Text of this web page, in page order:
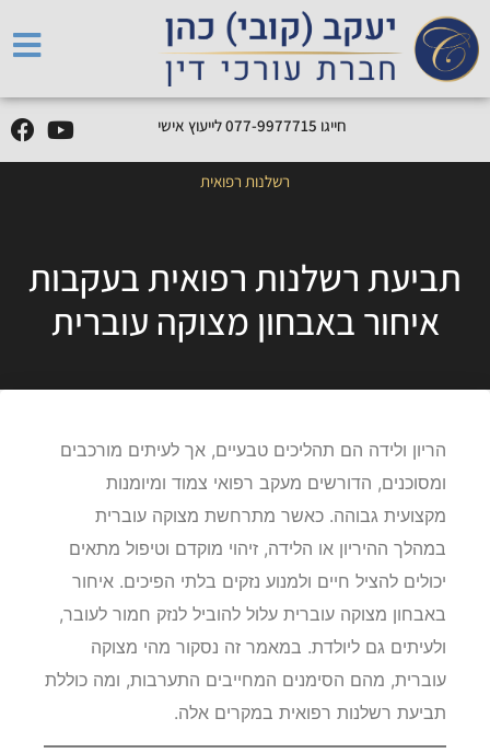
חייגו 077-9977715 לייעוץ אישי
רשלנות רפואית
תביעת רשלנות רפואית בעקבות
איחור באבחון מצוקה עוברית
הריון ולידה הם תהליכים טבעיים, אך לעיתים מורכבים
ומסוכנים, הדורשים מעקב רפואי צמוד ומיומנות
מקצועית גבוהה. כאשר מתרחשת מצוקה עוברית
במהלך ההיריון או הלידה, זיהוי מוקדם וטיפול מתאים
יכולים להציל חיים ולמנוע נזקים בלתי הפיכים. איחור
באבחון מצוקה עוברית עלול להוביל לנזק חמור לעובר,
ולעיתים גם ליולדת. במאמר זה נסקור מהי מצוקה
עוברית, מהם הסימנים המחייבים התערבות, ומה כוללת
תביעת רשלנות רפואית במקרים אלה.